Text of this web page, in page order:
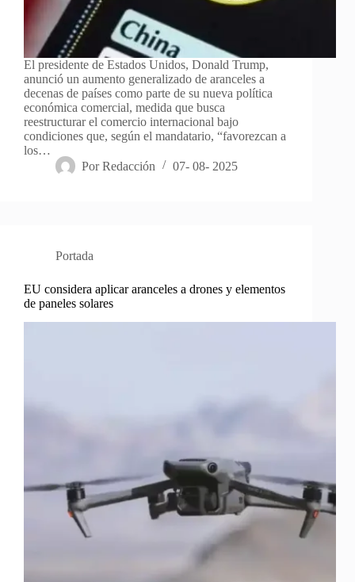
El presidente de Estados Unidos, Donald Trump,
anunció un aumento generalizado de aranceles a
decenas de países como parte de su nueva política
económica comercial, medida que busca
reestructurar el comercio internacional bajo
condiciones que, según el mandatario, “favorezcan a
los…
Por Redacción 07- 08- 2025
Portada
EU considera aplicar aranceles a drones y elementos
de paneles solares